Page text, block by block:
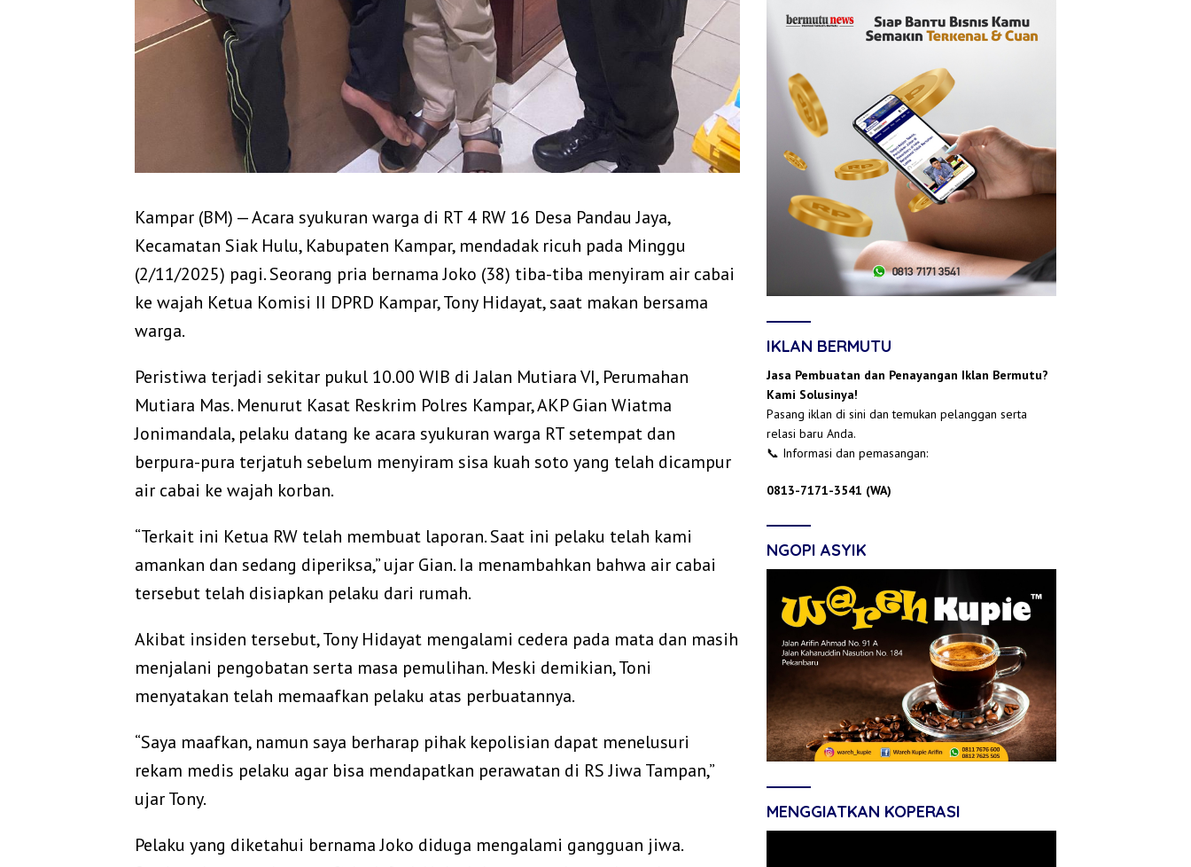
‎Kampar (BM) — Acara syukuran warga di RT 4 RW 16 Desa Pandau Jaya,
Kecamatan Siak Hulu, Kabupaten Kampar, mendadak ricuh pada Minggu
(2/11/2025) pagi. Seorang pria bernama Joko (38) tiba-tiba menyiram air cabai
ke wajah Ketua Komisi II DPRD Kampar, Tony Hidayat, saat makan bersama
warga.
‎Peristiwa terjadi sekitar pukul 10.00 WIB di Jalan Mutiara VI, Perumahan
Mutiara Mas. Menurut Kasat Reskrim Polres Kampar, AKP Gian Wiatma
Jonimandala, pelaku datang ke acara syukuran warga RT setempat dan
berpura-pura terjatuh sebelum menyiram sisa kuah soto yang telah dicampur
air cabai ke wajah korban.
‎“Terkait ini Ketua RW telah membuat laporan. Saat ini pelaku telah kami
amankan dan sedang diperiksa,” ujar Gian. Ia menambahkan bahwa air cabai
tersebut telah disiapkan pelaku dari rumah.
‎Akibat insiden tersebut, Tony Hidayat mengalami cedera pada mata dan masih
menjalani pengobatan serta masa pemulihan. Meski demikian, Toni
menyatakan telah memaafkan pelaku atas perbuatannya.
‎“Saya maafkan, namun saya berharap pihak kepolisian dapat menelusuri
rekam medis pelaku agar bisa mendapatkan perawatan di RS Jiwa Tampan,”
ujar Tony.
‎Pelaku yang diketahui bernama Joko diduga mengalami gangguan jiwa.
IKLAN BERMUTU
Jasa Pembuatan dan Penayangan Iklan Bermutu?
Kami Solusinya!
Pasang iklan di sini dan temukan pelanggan serta
relasi baru Anda.
📞 Informasi dan pemasangan:
0813-7171-3541 (WA)
NGOPI ASYIK
MENGGIATKAN KOPERASI